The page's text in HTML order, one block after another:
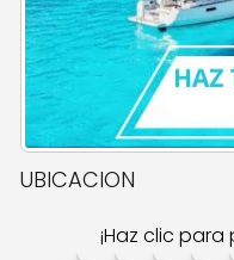
UBICACION
¡Haz clic